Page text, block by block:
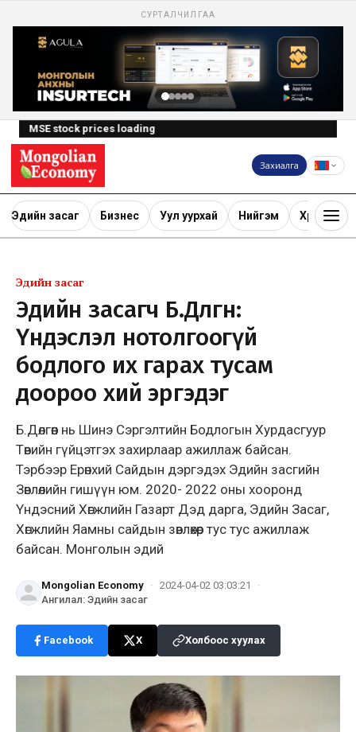
СУРТАЛЧИЛГАА
MSE stock prices loading
Захиалга
Эдийн засаг Бизнес Уул уурхай Нийгэм Хөрөнгө
Эдийн засаг
Эдийн засагч Б.Дөлгөөн:
Үндэслэл нотолгоогүй
бодлого их гарах тусам
доороо хий эргэдэг
Б.Дөлгөөн нь Шинэ Сэргэлтийн Бодлогын Хурдасгуур
Төвийн гүйцэтгэх захирлаар ажиллаж байсан.
Тэрбээр Ерөнхий Сайдын дэргэдэх Эдийн засгийн
Зөвлөлийн гишүүн юм. 2020- 2022 оны хооронд
Үндэсний Хөгжлийн Газарт Дэд дарга, Эдийн Засаг,
Хөгжлийн Яамны сайдын зөвлөхөөр тус тус ажиллаж
байсан. Монголын эдий
Mongolian Economy · 2024-04-02 03:03:21
·
Ангилал: Эдийн засаг
Facebook X Холбоос хуулах